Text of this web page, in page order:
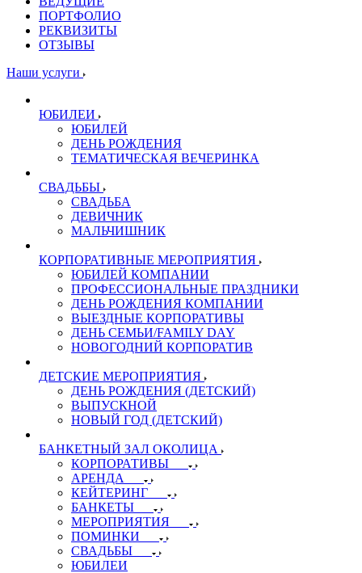
ПОРТФОЛИО
РЕКВИЗИТЫ
ОТЗЫВЫ
Наши услуги
ЮБИЛЕИ
ЮБИЛЕЙ
ДЕНЬ РОЖДЕНИЯ
ТЕМАТИЧЕСКАЯ ВЕЧЕРИНКА
СВАДЬБЫ
СВАДЬБА
ДЕВИЧНИК
МАЛЬЧИШНИК
КОРПОРАТИВНЫЕ МЕРОПРИЯТИЯ
ЮБИЛЕЙ КОМПАНИИ
ПРОФЕССИОНАЛЬНЫЕ ПРАЗДНИКИ
ДЕНЬ РОЖДЕНИЯ КОМПАНИИ
ВЫЕЗДНЫЕ КОРПОРАТИВЫ
ДЕНЬ СЕМЬИ/FAMILY DAY
НОВОГОДНИЙ КОРПОРАТИВ
ДЕТСКИЕ МЕРОПРИЯТИЯ
ДЕНЬ РОЖДЕНИЯ (ДЕТСКИЙ)
ВЫПУСКНОЙ
НОВЫЙ ГОД (ДЕТСКИЙ)
БАНКЕТНЫЙ ЗАЛ ОКОЛИЦА
КОРПОРАТИВЫ
АРЕНДА
КЕЙТЕРИНГ
БАНКЕТЫ
МЕРОПРИЯТИЯ
ПОМИНКИ
СВАДЬБЫ
ЮБИЛЕИ